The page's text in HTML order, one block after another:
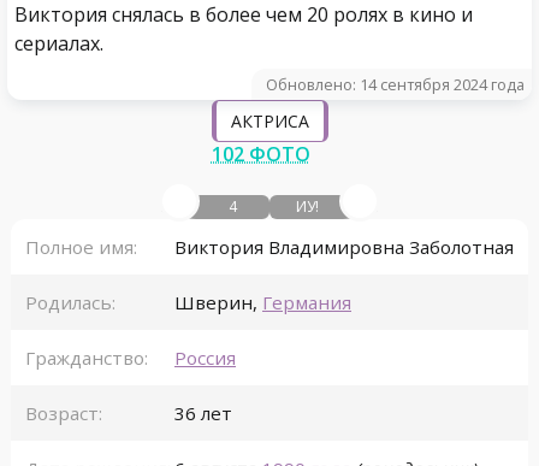
Виктория снялась в более чем 20 ролях в кино и
сериалах.
Обновлено: 14 сентября 2024 года
АКТРИСА
102 ФОТО
4 ИУ!
Полное имя: Виктория Владимировна Заболотная
Родилась: Шверин, Германия
Гражданство: Россия
Возраст: 36 лет